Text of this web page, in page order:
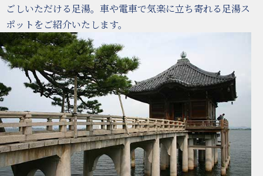
ごしいただける足湯。車や電車で気楽に立ち寄れる足湯ス
ポットをご紹介いたします。